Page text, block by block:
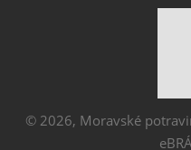
© 2026, Moravské